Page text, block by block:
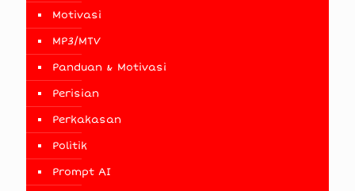
Motivasi
MP3/MTV
Panduan & Motivasi
Perisian
Perkakasan
Politik
Prompt AI